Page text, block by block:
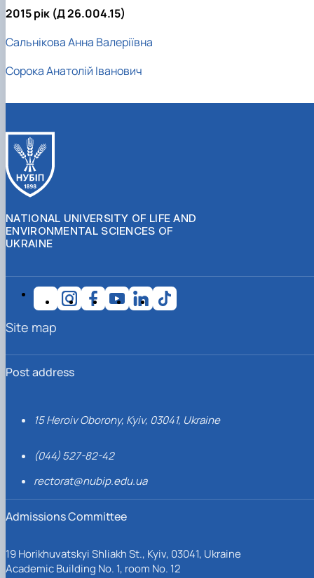
2015 рік (Д 26.004.15)
Сальнікова Анна Валеріївна
Сорока Анатолій Іванович
NATIONAL UNIVERSITY OF LIFE AND
ENVIRONMENTAL SCIENCES OF
UKRAINE
Post address
15 Heroiv Oborony, Kyiv, 03041, Ukraine
(044) 527-82-42
rectorat@nubip.edu.ua
Admissions Committee
19 Horikhuvatskyi Shliakh St., Kyiv, 03041, Ukraine
Academic Building No. 1, room No. 12
Site map